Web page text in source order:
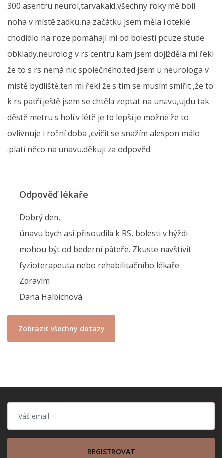
300 asentru neurol,tarvakald,všechny roky mě bolí
noha v místě zadku,na začátku jsem měla i oteklé
chodidlo na noze.pomáhají mi od bolesti pouze stude
obklady.neurolog v rs centru kam jsem dojížděla mi řekl
že to s rs nemá nic společného.ted jsem u neurologa v
místě bydliště,ten mi řekl že s tím se musím smířit ,že to
k rs patří.ještě jsem se chtěla zeptat na unavu,ujdu tak
děstě metru s holí.v létě je to lepší.je možné že to
ovlivnuje i roční doba ,cvičit se snažím alespon málo
.platí něco na unavu.děkuji za odpověd.
Odpověď lékaře
Dobrý den,
únavu bych asi přisoudila k RS, bolesti v hýždi
mohou být od bederní páteře. Zkuste navštívit
fyzioterapeuta nebo rehabilitačního lékaře.
Zdravím
Dana Halbichová
Zobrazit všechny dotazy
REGISTROVAT